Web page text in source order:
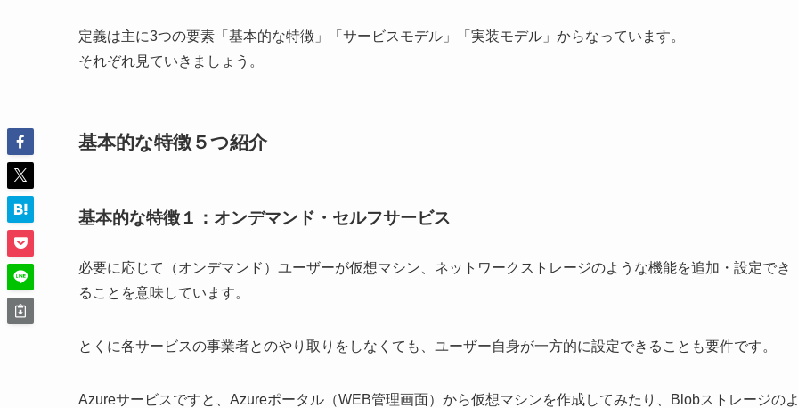
定義は主に3つの要素「基本的な特徴」「サービスモデル」「実装モデル」からなっています。
それぞれ見ていきましょう。
基本的な特徴５つ紹介
基本的な特徴１：オンデマンド・セルフサービス
必要に応じて（オンデマンド）ユーザーが仮想マシン、ネットワークストレージのような機能を追加・設定でき
ることを意味しています。
とくに各サービスの事業者とのやり取りをしなくても、ユーザー自身が一方的に設定できることも要件です。
Azureサービスですと、Azureポータル（WEB管理画面）から仮想マシンを作成してみたり、Blobストレージの